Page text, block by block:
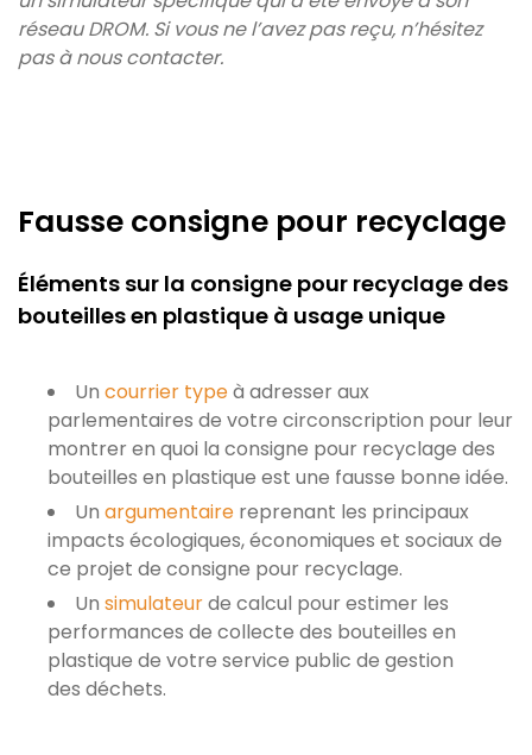
réseau DROM. Si vous ne l’avez pas reçu, n’hésitez
pas à nous contacter.
Fausse consigne pour recyclage
Éléments sur la consigne pour recyclage des
bouteilles en plastique à usage unique
Un courrier typeà adresser aux
parlementaires de votre circonscription pour leur
montrer en quoi la consigne pour recyclage des
bouteilles en plastique est une fausse bonne idée.
Un argumentaire reprenant les principaux
impacts écologiques, économiques et sociaux de
ce projet de consigne pour recyclage.
Un simulateurde calcul pour estimer les
performances de collecte des bouteilles en
plastique de votre service public de gestion
des déchets.